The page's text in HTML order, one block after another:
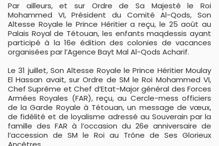
Par ailleurs, et sur Ordre de Sa Majesté le Roi
Mohammed VI, Président du Comité Al-Qods, Son
Altesse Royale le Prince Héritier a reçu, le 25 août au
Palais Royal de Tétouan, les enfants maqdessis ayant
participé à la 16e édition des colonies de vacances
organisées par l’Agence Bayt Mal Al-Qods Acharif.
Le 31 juillet, Son Altesse Royale le Prince Héritier Moulay
El Hassan avait, sur Ordre de SM le Roi Mohammed VI,
Chef Suprême et Chef d’Etat-Major général des Forces
Armées Royales (FAR), reçu, au Cercle-mess officiers
de la Garde Royale à Tétouan, un message de vœux,
de fidélité et de loyalisme adressé au Souverain par la
famille des FAR à l’occasion du 26e anniversaire de
l’accession de SM le Roi au Trône de Ses Glorieux